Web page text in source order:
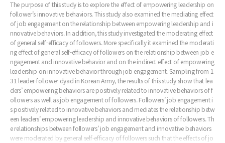
중화될 수 있음을 확인함으로써, 향후 연구에 대한 발전 방향을 제시하였다.
The purpose of this study is to explore the effect of empowering leadership on
follower’s innovative behaviors. This study also examined the mediating effect
of job engagement on the relationship between empowering leadership and i
nnovative behaviors. In addition, this study investigated the moderating effect
of general self-efficacy of followers. More specifically it examined the moderati
ng effect of general self-efficacy of followers on the relationship between job e
ngagement and innovative behavior and on the indirect effect of empowering
leadership on innovative behavior through job engagement. Sampling from 1
31 leader-follower dyad in Korean Army, the results of this study show that lea
ders’ empowering behaviors are positively related to innovative behaviors of f
ollowers as well as job engagement of followers. Followers’ job engagement i
s positively related to innovative behaviors and mediates the relationship betw
een leaders’ empowering leadership and innovative behaviors of followers. Th
e relationships between followers’ job engagement and innovative behaviors
were moderated by general self-efficacy of followers such that the effects of jo